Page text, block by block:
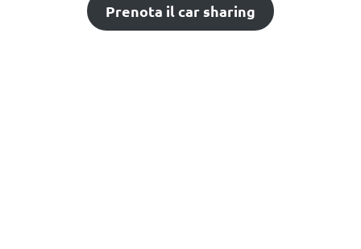
Prenota il car sharing